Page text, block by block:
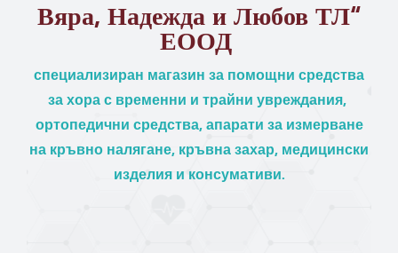
Вяра, Надежда и Любов ТЛ“
ЕООД
специализиран магазин за помощни средства
за хора с временни и трайни увреждания,
ортопедични средства, апарати за измерване
на кръвно налягане, кръвна захар, медицински
изделия и консумативи.